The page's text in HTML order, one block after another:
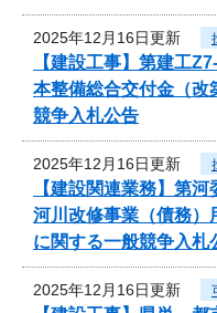
2025年12月16日更新
【建設工事】第建工
本整備総合交付金（改
競争入札公告
2025年12月16日更新
【建設関連業務】第
河川改修事業（債務）
に関する一般競争入札
2025年12月16日更新